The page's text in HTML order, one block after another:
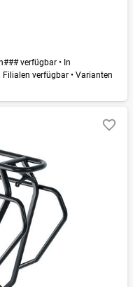
verfügbar • In
Filialen verfügbar • Varianten